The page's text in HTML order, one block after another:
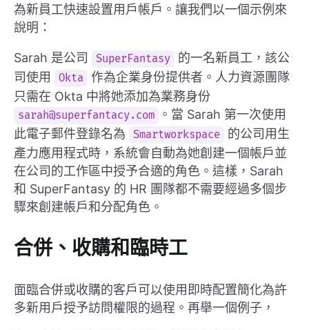
為新員工快速設置用戶帳戶。讓我們以一個示例來
說明：
Sarah 是公司 SuperFantasy
的一名新員工，該公
司使用
Okta
作為企業身份提供者。人力資源團隊
只需在 Okta 中將她添加為業務身份
sarah@superfantacy.com
。當 Sarah 第一次使用
此電子郵件登錄名為
Smartworkspace
的公司用生
產力應用程式時，系統會自動為她創建一個帳戶並
在公司的工作區中授予合適的角色。這樣，Sarah
和 SuperFantasy 的 HR 團隊都不需要經過多個步
驟來創建帳戶和分配角色。
合併、收購和臨時工
面臨合併或收購的客戶可以使用即時配置簡化為許
多新用戶授予訪問權限的過程。再舉一個例子，